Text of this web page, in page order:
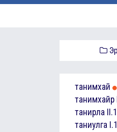
танимхай
танимхайр
танирла
таниулга